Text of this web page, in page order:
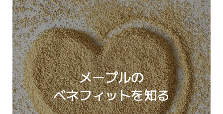
メープルの
ベネフィットを知る